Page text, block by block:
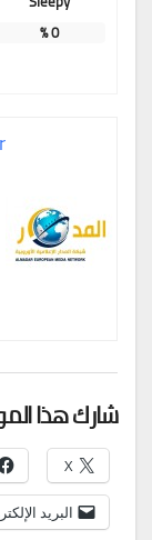
0
%
شارك هذا
X
البريد